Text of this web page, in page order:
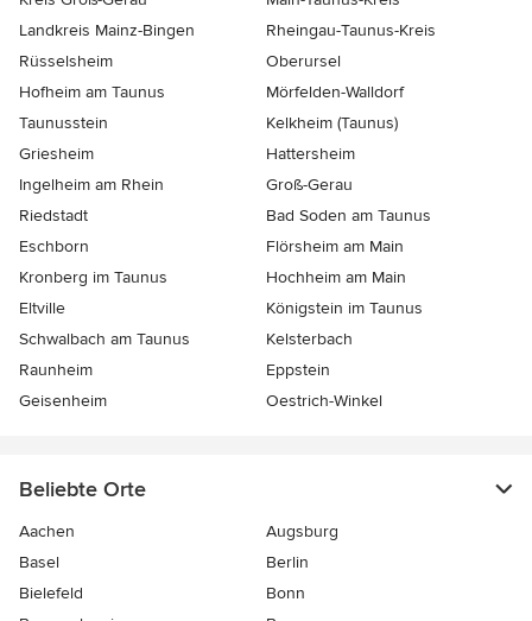
Landkreis Mainz-Bingen
Rheingau-Taunus-Kreis
Rüsselsheim
Oberursel
Hofheim am Taunus
Mörfelden-Walldorf
Taunusstein
Kelkheim (Taunus)
Griesheim
Hattersheim
Ingelheim am Rhein
Groß-Gerau
Riedstadt
Bad Soden am Taunus
Eschborn
Flörsheim am Main
Kronberg im Taunus
Hochheim am Main
Eltville
Königstein im Taunus
Schwalbach am Taunus
Kelsterbach
Raunheim
Eppstein
Geisenheim
Oestrich-Winkel
Beliebte Orte
Aachen
Augsburg
Basel
Berlin
Bielefeld
Bonn